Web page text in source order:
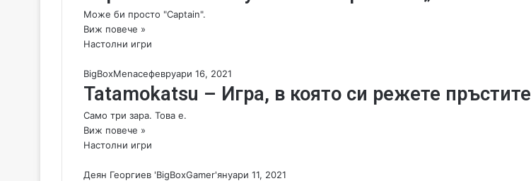
Може би просто "Captain".
Виж повече »
Настолни игри
BigBoxMenaceфевруари 16, 2021
Tatamokatsu – Игра, в която си режете пръстите
Само три зара. Това е.
Виж повече »
Настолни игри
Деян Георгиев 'BigBoxGamer'януари 11, 2021